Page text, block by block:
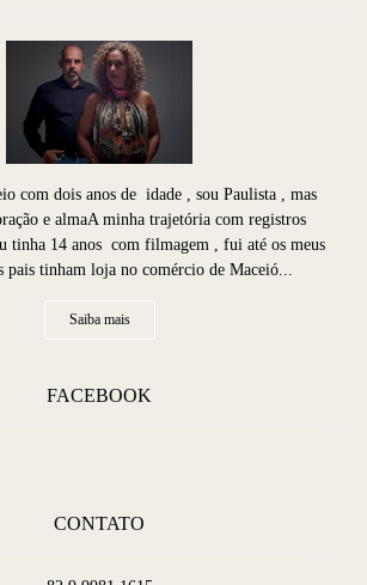
com dois anos de idade , sou Paulista , mas
e almaA minha trajetória com registros
tinha 14 anos com filmagem , fui até os meus
pais tinham loja no comércio de Maceió...
Saiba mais
FACEBOOK
CONTATO